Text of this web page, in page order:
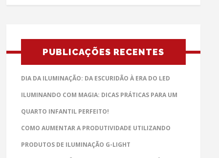
PUBLICAÇÕES RECENTES
DIA DA ILUMINAÇÃO: DA ESCURIDÃO À ERA DO LED
ILUMINANDO COM MAGIA: DICAS PRÁTICAS PARA UM
QUARTO INFANTIL PERFEITO!
COMO AUMENTAR A PRODUTIVIDADE UTILIZANDO
PRODUTOS DE ILUMINAÇÃO G-LIGHT